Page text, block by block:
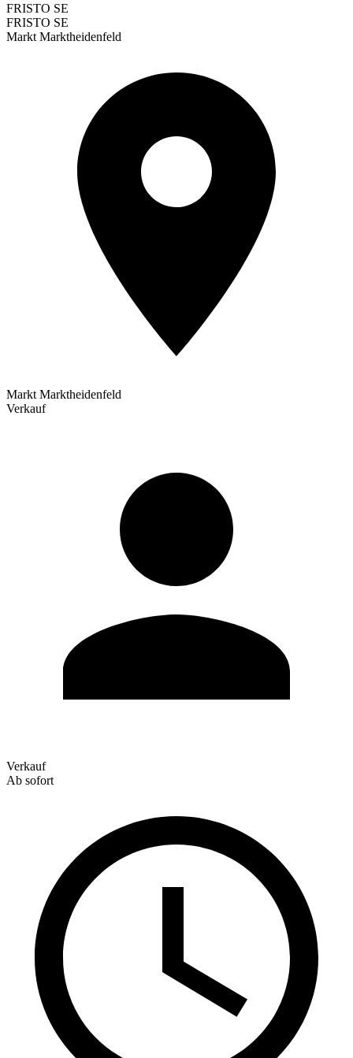
FRISTO SE
FRISTO SE
Markt Marktheidenfeld
Markt Marktheidenfeld
Verkauf
Verkauf
Ab sofort